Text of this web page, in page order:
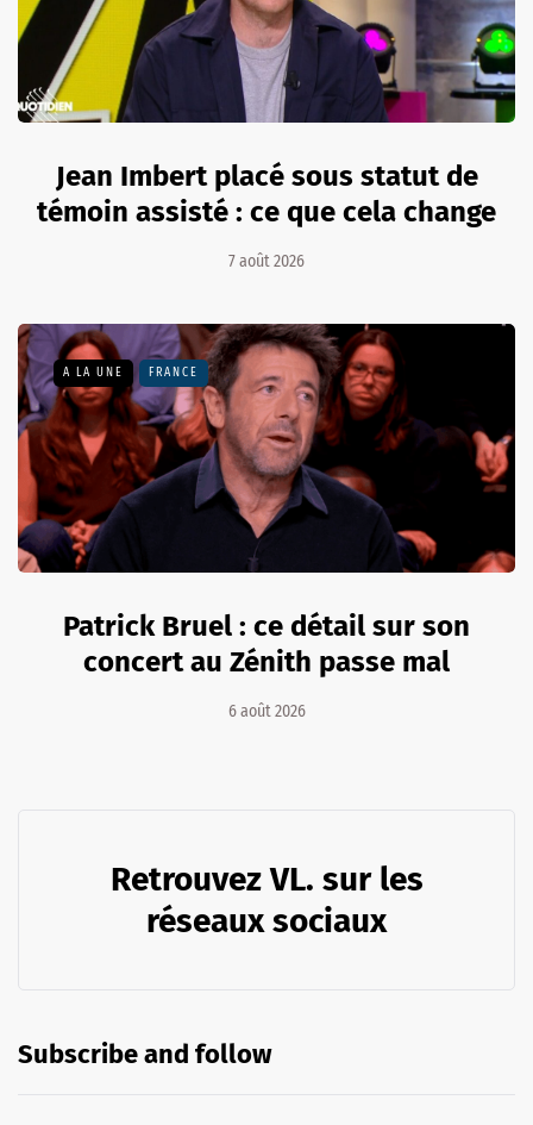
Jean Imbert placé sous statut de
témoin assisté : ce que cela change
7 août 2026
A LA UNE FRANCE
Patrick Bruel : ce détail sur son
concert au Zénith passe mal
6 août 2026
Retrouvez VL. sur les
réseaux sociaux
Subscribe and follow